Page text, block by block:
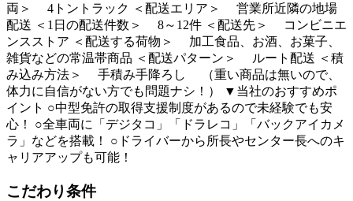
両＞ 4トントラック ＜配送エリア＞ 営業所近隣の地場
配送 ＜1日の配送件数＞ 8～12件 ＜配送先＞ コンビニエ
ンスストア ＜配送する荷物＞ 加工食品、お酒、お菓子、
雑貨などの常温帯商品 ＜配送パターン＞ ルート配送 ＜積
み込み方法＞ 手積み手降ろし （重い商品は無いので、
体力に自信がない方でも問題ナシ！） ▼当社のおすすめポ
イント ○中型免許の取得支援制度があるので未経験でも安
心！ ○全車両に「デジタコ」「ドラレコ」「バックアイカメ
ラ」などを搭載！ ○ドライバーから所長やセンター長へのキ
ャリアアップも可能！
こだわり条件